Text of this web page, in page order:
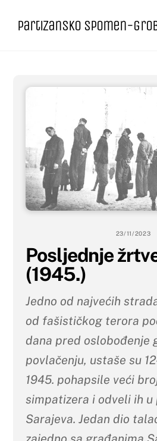
Partizansko spomen-
23/11/2023
Posljednje
(1945.)
Jedno od najvećih
od fašističkog terora
dana pred oslobođenje
povlačenju, ustaše su
1945. pohapsile veći
simpatizera i odveli ih u
Sarajeva. Jedan dio